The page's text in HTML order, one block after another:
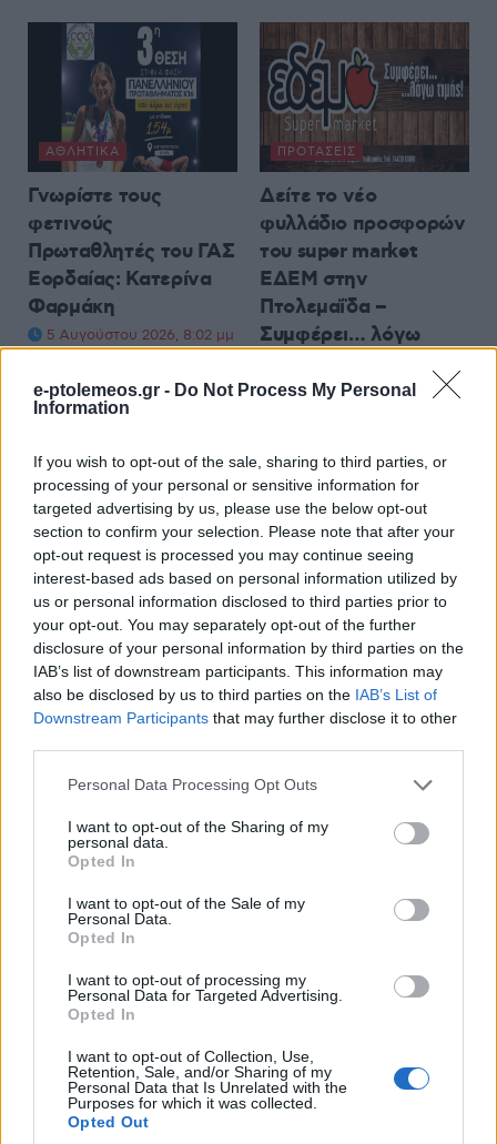
e-ptolemeos.gr - Do Not Process My Personal
Information
If you wish to opt-out of the sale, sharing to third parties, or
processing of your personal or sensitive information for
targeted advertising by us, please use the below opt-out
section to confirm your selection. Please note that after your
opt-out request is processed you may continue seeing
interest-based ads based on personal information utilized by
us or personal information disclosed to third parties prior to
your opt-out. You may separately opt-out of the further
disclosure of your personal information by third parties on the
IAB’s list of downstream participants. This information may
also be disclosed by us to third parties on the IAB’s List of
Downstream Participants that may further disclose it to other
Please note that this website/app uses one or more Google
not limited to your visit or usage behaviour. You may click to
grant or deny consent to Google and its third-party tags to
use your data for below specified purposes in below Google
consent section.
Personal Data Processing Opt Outs
I want to opt-out of the Sharing of my
personal data.
Opted In
I want to opt-out of the Sale of my
Personal Data.
Opted In
I want to opt-out of processing my
Personal Data for Targeted Advertising.
Opted In
I want to opt-out of Collection, Use,
Retention, Sale, and/or Sharing of my
Personal Data that Is Unrelated with the
Purposes for which it was collected.
Opted Out
ΑΘΛΗΤΙΚΆ
Γνωρίστε τους
φετινούς
Πρωταθλητές του ΓΑΣ
Εορδαίας: Κατερίνα
Φαρμάκη
5 Αυγούστου 2026, 8:02 μμ
ΠΡΟΤΆΣΕΙΣ
Δείτε το νέο
φυλλάδιο προσφορών
του super market
ΕΔΕΜ στην
Πτολεμαΐδα –
Συμφέρει… λόγω
5 Αυγούστου 2026, 7:38 μμ
ΤΟΠΙΚΉ ΕΠΙΚΑΙΡΌΤΗΤΑ
Ο Μ. Παπαδόπουλος
για την επίσκεψη του
Γ. Φλωρίδη και την
υπογραφή της
σύμβασης για την
ανακαίνιση της
Στέγης Ανηλίκων
5 Αυγούστου 2026, 7:35 μμ
ΤΟΠΙΚΉ ΕΠΙΚΑΙΡΌΤΗΤΑ
Ο νέος
Στρατοπεδάρχης του
Στρατοπέδου
Παπαπέτρου στον
Δήμαρχο Αμυνταίου